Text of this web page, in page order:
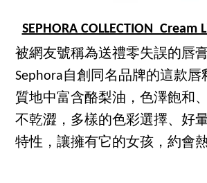
SEPHORA COLLECTION Cream
被網友號稱為送禮零失誤的唇
Sephora自創同名品牌的這款唇
質地中富含酪梨油，色澤飽和
不乾澀，多樣的色彩選擇、好
特性，讓擁有它的女孩，約會